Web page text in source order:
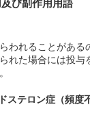
び副作用用語
われることがある
れた場合には投与
ステロン症 （頻度